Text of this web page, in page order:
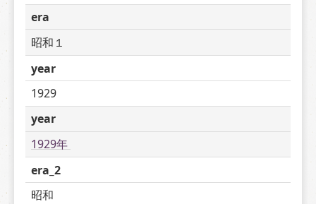
era
昭和１
year
1929
year
1929年
era_2
昭和